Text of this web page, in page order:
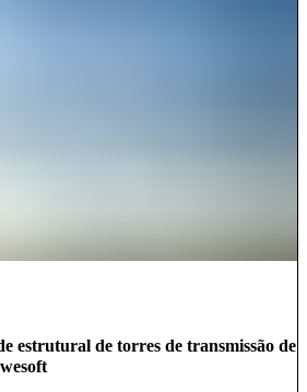
estrutural de torres de transmissão de